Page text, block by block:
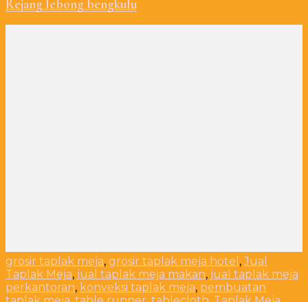
Rejang lebong bengkulu
grosir taplak meja, grosir taplak meja hotel ,Jual
Taplak Meja, jual taplak meja makan, jual taplak meja
perkantoran, konveksi taplak meja, pembuatan